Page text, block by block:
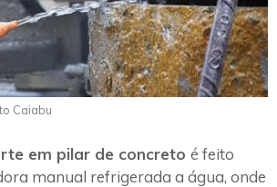
Caiabu
em pilar de concreto é feito
manual refrigerada a água, onde